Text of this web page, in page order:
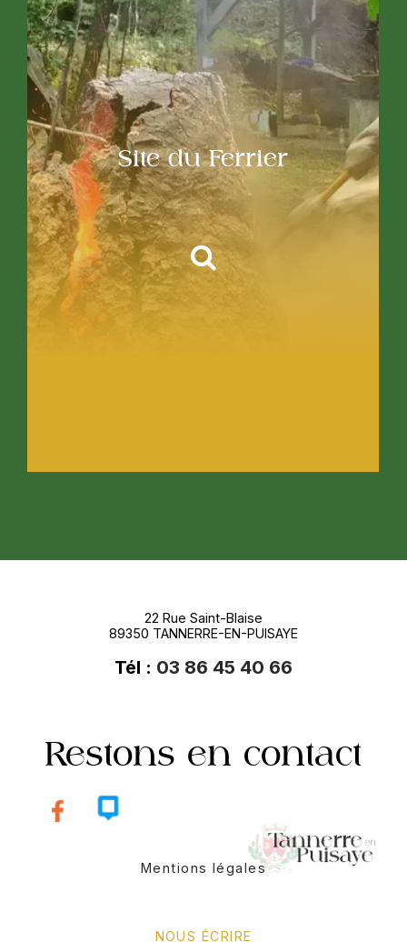
Site du Ferrier
22 Rue Saint-Blaise
89350 TANNERRE-EN-PUISAYE
Tél : 03 86 45 40 66
Restons en contact
Mentions légales
NOUS ÉCRIRE